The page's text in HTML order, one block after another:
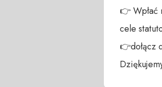
👉 Wpłać
cele
👉dołącz